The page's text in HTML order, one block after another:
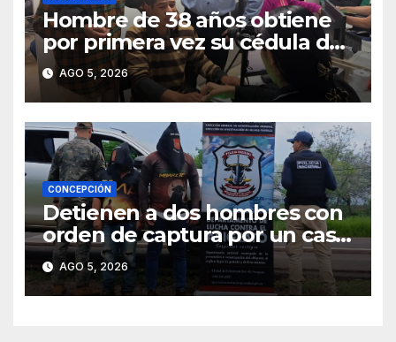
Hombre de 38 años obtiene
por primera vez su cédula de
identidad en Concepción
AGO 5, 2026
CONCEPCIÓN
Detienen a dos hombres con
orden de captura por un caso
de abigeato
AGO 5, 2026